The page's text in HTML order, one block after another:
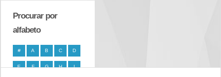
Procurar por
alfabeto
# A B C D
E F G H I